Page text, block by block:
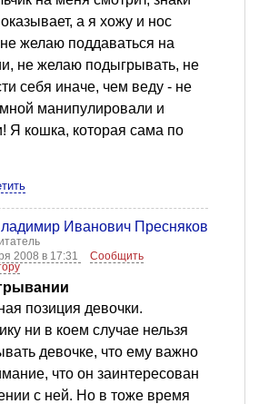
а я хожу и нос
желаю поддаваться на
не желаю подыгрывать, не
себя иначе, чем веду - не
мной манипулировали и
Я кошка, которая сама по
Иванович Пресняков
2008 в 17:31
Сообщить
позиция девочки.
ни в коем случае нельзя
девочке, что ему важно
что он заинтересован
с ней. Но в тоже время